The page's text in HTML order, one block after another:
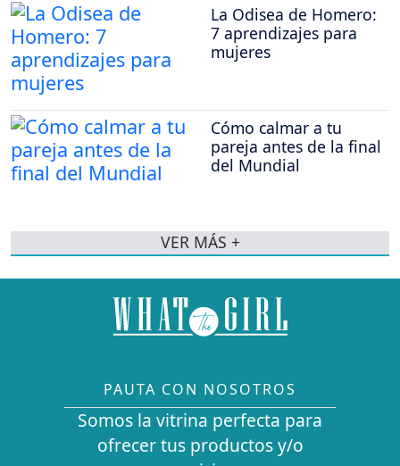
La Odisea de Homero:
7 aprendizajes para
mujeres
Cómo calmar a tu
pareja antes de la final
del Mundial
VER MÁS +
PAUTA CON NOSOTROS
Somos la vitrina perfecta para
ofrecer tus productos y/o